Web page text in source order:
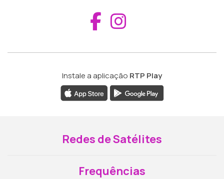
Aceder ao
Instale a aplicação RTP Play
Redes de Satélites
Frequências